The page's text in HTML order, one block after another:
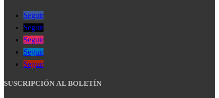
Seguir
Seguir
Seguir
Seguir
Seguir
SUSCRIPCIÓN AL BOLETÍN